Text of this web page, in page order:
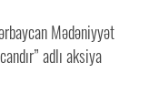
Mədəniyyət
adlı aksiya